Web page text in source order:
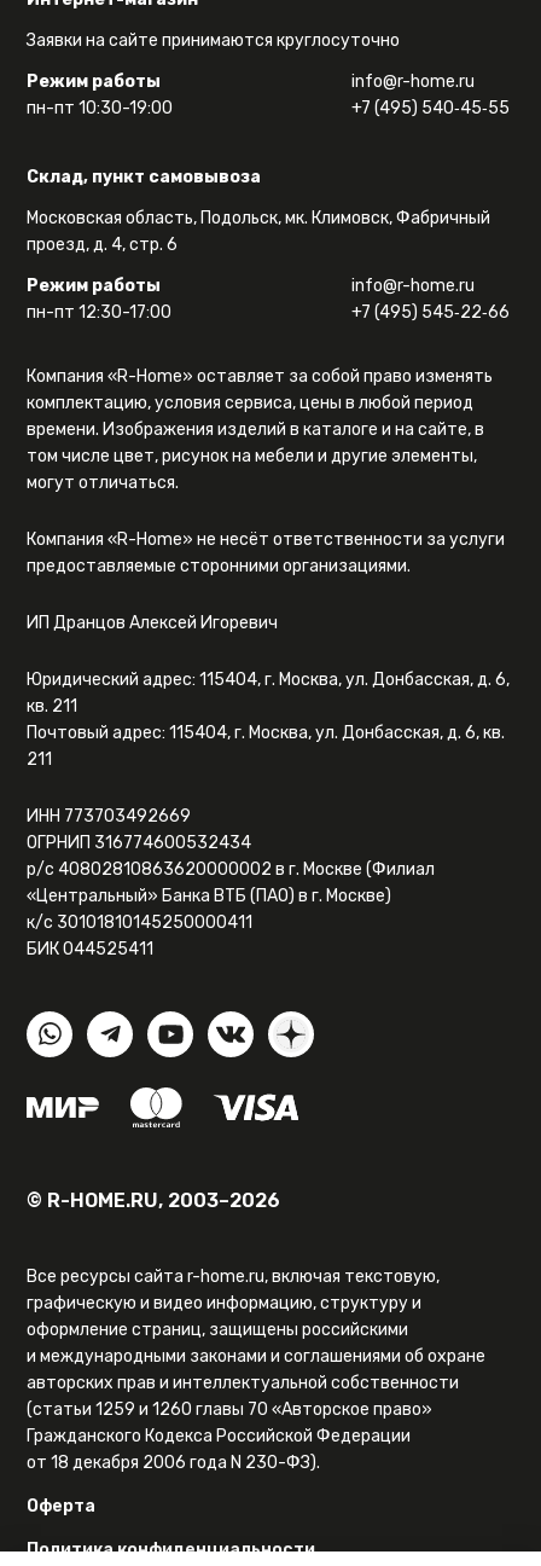
Заявки на сайте принимаются круглосуточно
Режим работы
пн-пт 10:30-19:00
info@r-home.ru
+7 (495) 540‑45‑55
Склад, пункт самовывоза
Московская область, Подольск, мк. Климовск, Фабричный
проезд, д. 4, стр. 6
Режим работы
пн-пт 12:30-17:00
info@r-home.ru
+7 (495) 545‑22‑66
Компания «R-Home» оставляет за собой право изменять
комплектацию, условия сервиса, цены в любой период
времени. Изображения изделий в каталоге и на сайте, в
том числе цвет, рисунок на мебели и другие элементы,
могут отличаться.
Компания «R-Home» не несёт ответственности за услуги
предоставляемые сторонними организациями.
ИП Дранцов Алексей Игоревич
Юридический адрес: 115404, г. Москва, ул. Донбасская, д. 6,
кв. 211
Почтовый адрес: 115404, г. Москва, ул. Донбасская, д. 6, кв.
211
ИНН 773703492669
ОГРНИП 316774600532434
р/с 40802810863620000002 в г. Москве (Филиал
«Центральный» Банка ВТБ (ПАО) в г. Москве)
к/с 30101810145250000411
БИК 044525411
© R-HOME.RU, 2003–2026
Все ресурсы сайта r-home.ru, включая текстовую,
графическую и видео информацию, структуру и
оформление страниц, защищены российскими
и международными законами и соглашениями об охране
авторских прав и интеллектуальной собственности
(статьи 1259 и 1260 главы 70 «Авторское право»
Гражданского Кодекса Российской Федерации
от 18 декабря 2006 года N 230-ФЗ).
Оферта
Политика конфиденциальности